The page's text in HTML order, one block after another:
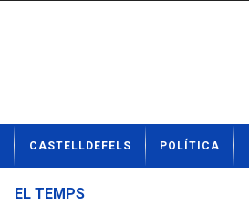
t
CASTELLDEFELS POLÍTICA
EL TEMPS